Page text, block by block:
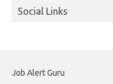
Social Links
Job Alert Guru